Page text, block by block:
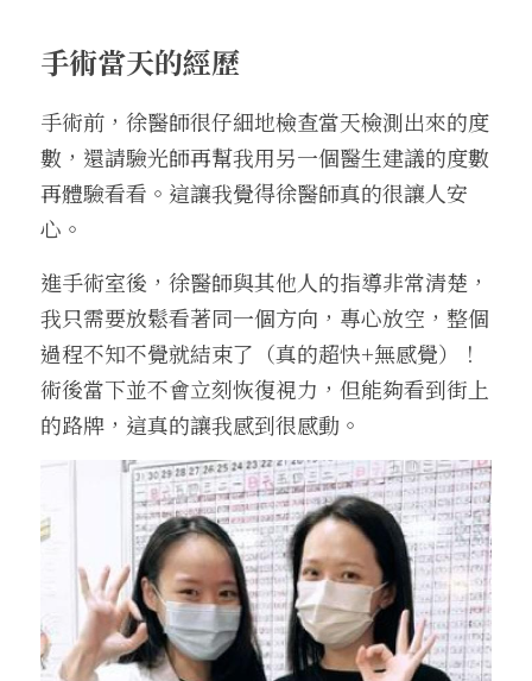
手術當天的經歷
手術前，徐醫師很仔細地檢查當天檢測出來的度
數，還請驗光師再幫我用另一個醫生建議的度數
再體驗看看。這讓我覺得徐醫師真的很讓人安
心。
進手術室後，徐醫師與其他人的指導非常清楚，
我只需要放鬆看著同一個方向，專心放空，整個
過程不知不覺就結束了（真的超快+無感覺）！
術後當下並不會立刻恢復視力，但能夠看到街上
的路牌，這真的讓我感到很感動。